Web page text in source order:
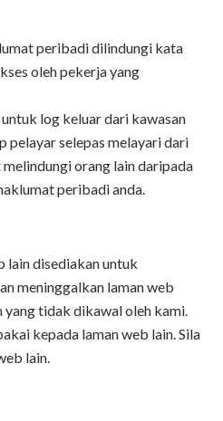
peribadi dilindungi kata
oleh pekerja yang
log keluar dari kawasan
pelayar selepas melayari dari
orang lain daripada
peribadi anda.
lain disediakan untuk
meninggalkan laman web
yang tidak dikawal oleh kami.
kepada laman web lain. Sila
lain.